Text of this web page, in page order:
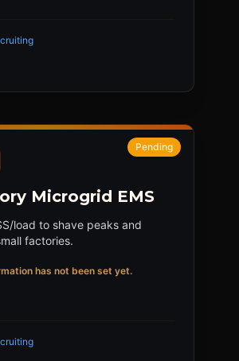
Pending
Microgrid EMS
load to shave peaks and
factories.
has not been set yet.